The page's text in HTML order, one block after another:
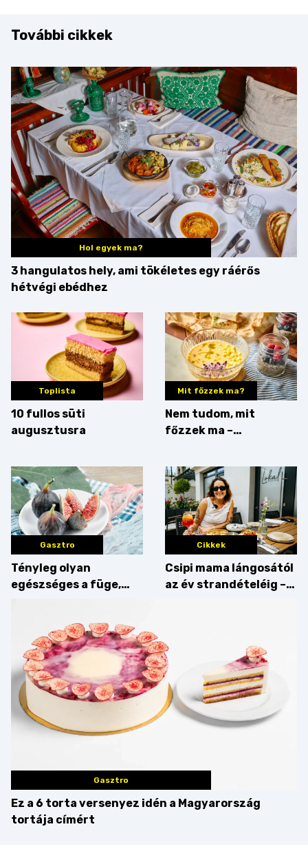
További cikkek
Hol egyek ma?
3 hangulatos hely, ami tökéletes egy ráérős
hétvégi ebédhez
Toplista
10 fullos süti
augusztusra
Mit főzzek ma?
Nem tudom, mit
főzzek ma –
Gasztro
Tényleg olyan
egészséges a füge,
Cikkek
Csipi mama lángosától
az év strandételéig –
Gasztro
Ez a 6 torta versenyez idén a Magyarország
tortája címért